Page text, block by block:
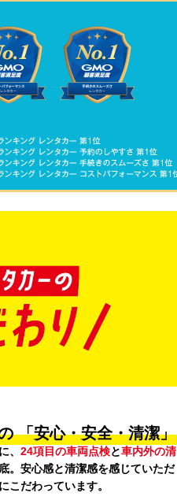
「安心・安全・清潔」
、 24項目の車両点検と車内外の清
。安心感と清潔感を感じていただ
こだわっています。